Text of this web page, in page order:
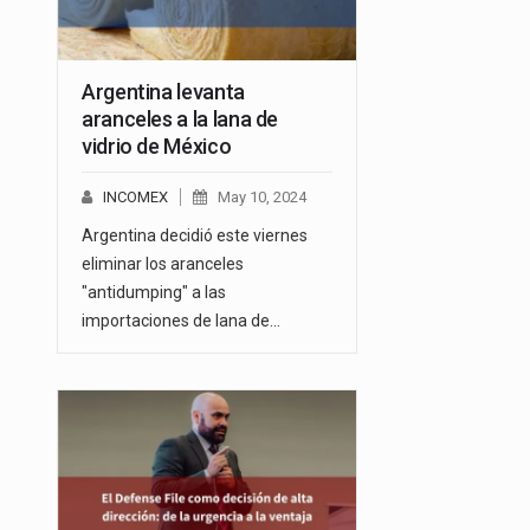
Argentina levanta
aranceles a la lana de
vidrio de México
INCOMEX May 10, 2024
Argentina decidió este viernes
eliminar los aranceles
"antidumping" a las
importaciones de lana de…